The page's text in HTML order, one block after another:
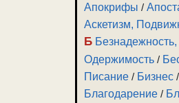
Апокрифы /
Аскетизм,
Б
Одержимость /
Писание / Бизнес /
Благодарение /